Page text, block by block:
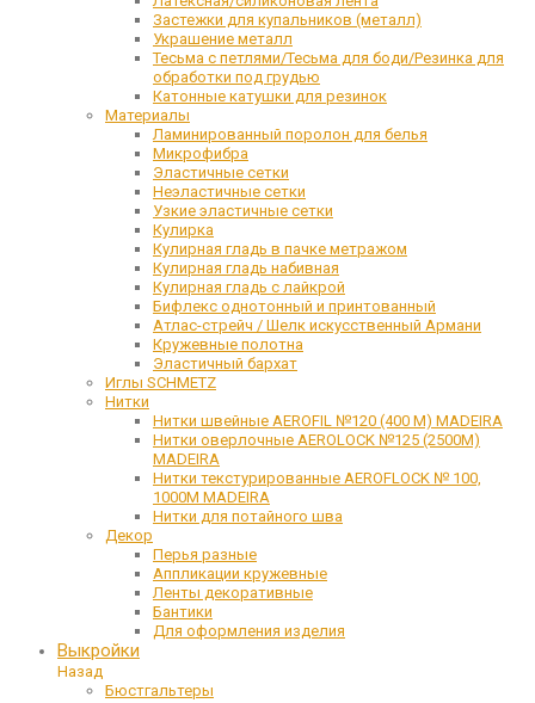
Застежки для купальников (металл)
Украшение металл
Тесьма с петлями/Тесьма для боди/Резинка для
обработки под грудью
Катонные катушки для резинок
Материалы
Ламинированный поролон для белья
Микрофибра
Эластичные сетки
Неэластичные сетки
Узкие эластичные сетки
Кулирка
Кулирная гладь в пачке метражом
Кулирная гладь набивная
Кулирная гладь с лайкрой
Бифлекс однотонный и принтованный
Атлас-стрейч / Шелк искусственный Армани
Кружевные полотна
Эластичный бархат
Иглы SCHMETZ
Нитки
Нитки швейные AEROFIL №120 (400 М) MADEIRA
Нитки оверлочные AEROLOCK №125 (2500М)
MADEIRA
Нитки текстурированные AEROFLOCK № 100,
1000М MADEIRA
Нитки для потайного шва
Декор
Перья разные
Аппликации кружевные
Ленты декоративные
Бантики
Для оформления изделия
Выкройки
Назад
Бюстгальтеры